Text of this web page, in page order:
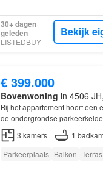
30+ dagen
geleden
LISTEDBUY
Bekijk
€ 399.000
Bovenwoning in 4506
Bij het appartement hoort een
de ondergrondse
3 kamers 1
Parkeerplaats Balkon Terras